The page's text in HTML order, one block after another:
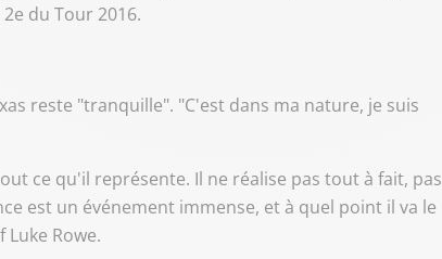
du Tour 2016.
reste "tranquille". "C'est dans ma nature, je suis
ce qu'il représente. Il ne réalise pas tout à fait, pas
est un événement immense, et à quel point il va le
Rowe.